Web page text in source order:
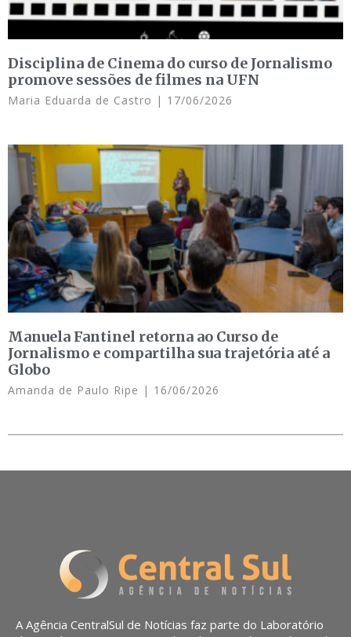
Disciplina de Cinema do curso de Jornalismo
promove sessões de filmes na UFN
Maria Eduarda de Castro 17/06/2026
Manuela Fantinel retorna ao Curso de
Jornalismo e compartilha sua trajetória até a
Globo
Amanda de Paulo Ripe 16/06/2026
A Agência CentralSul de Notícias faz parte do Laboratório